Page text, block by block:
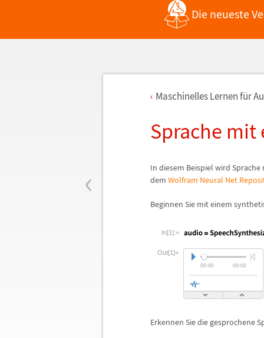
Die neueste
‹
Maschinelles Lernen für
Sprache mit
In diesem Beispiel wird
dem Wolfram Neural Net
Beginnen Sie mit einem
In[1]:=
Out[1]=
Erkennen Sie die gesprochene